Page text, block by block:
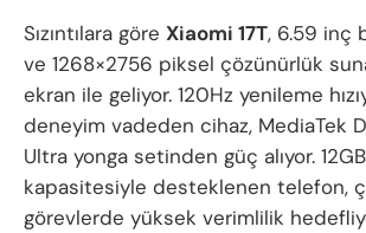
Sızıntılara göre Xiaomi 17T, 6.59 inç
ve 1268×2756 piksel çözünürlük
ekran ile geliyor. 120Hz yenileme
deneyim vadeden cihaz, MediaTek
Ultra yonga setinden güç alıyor.
kapasitesiyle desteklenen telefon,
görevlerde yüksek verimlilik